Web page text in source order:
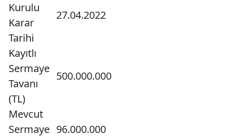
Kurulu
Karar
Tarihi
27.04.2022
Kayıtlı
Sermaye
Tavanı
(TL)
500.000.000
Mevcut
Sermaye 96.000.000